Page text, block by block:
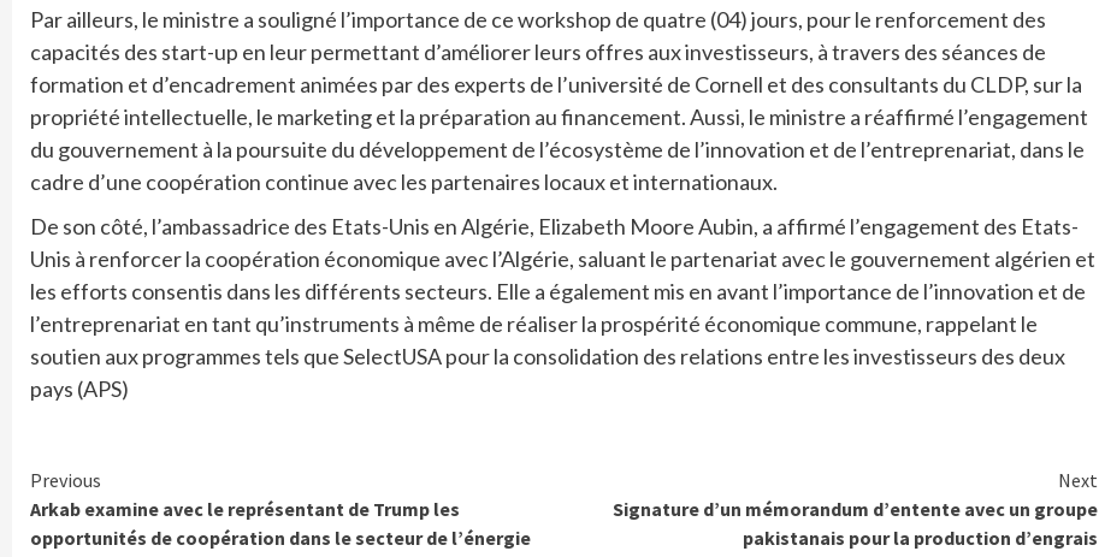
Par ailleurs, le ministre a souligné l’importance de ce workshop de quatre (04) jours, pour le renforcement des
capacités des start-up en leur permettant d’améliorer leurs offres aux investisseurs, à travers des séances de
formation et d’encadrement animées par des experts de l’université de Cornell et des consultants du CLDP, sur la
propriété intellectuelle, le marketing et la préparation au financement. Aussi, le ministre a réaffirmé l’engagement
du gouvernement à la poursuite du développement de l’écosystème de l’innovation et de l’entreprenariat, dans le
cadre d’une coopération continue avec les partenaires locaux et internationaux.
De son côté, l’ambassadrice des Etats-Unis en Algérie, Elizabeth Moore Aubin, a affirmé l’engagement des Etats-
Unis à renforcer la coopération économique avec l’Algérie, saluant le partenariat avec le gouvernement algérien et
les efforts consentis dans les différents secteurs. Elle a également mis en avant l’importance de l’innovation et de
l’entreprenariat en tant qu’instruments à même de réaliser la prospérité économique commune, rappelant le
soutien aux programmes tels que SelectUSA pour la consolidation des relations entre les investisseurs des deux
pays (APS)
Continue
Reading
Previous
Arkab examine avec le représentant de Trump les
opportunités de coopération dans le secteur de l’énergie
Next
Signature d’un mémorandum d’entente avec un groupe
pakistanais pour la production d’engrais